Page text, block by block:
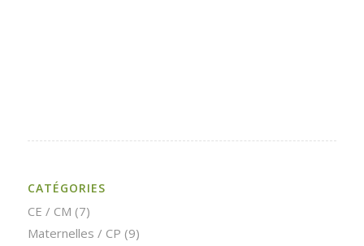
CATÉGORIES
CE / CM (7)
Maternelles / CP (9)